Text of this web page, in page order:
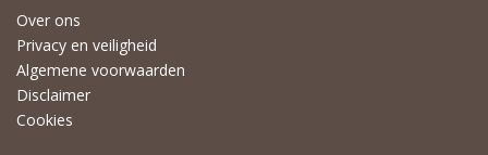
Over ons
Privacy en veiligheid
Algemene voorwaarden
Disclaimer
Cookies